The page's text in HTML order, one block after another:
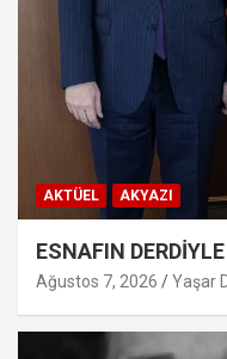
AKTÜEL AKYAZI
ESNAFIN
Ağustos 7, 2026 Yaşar